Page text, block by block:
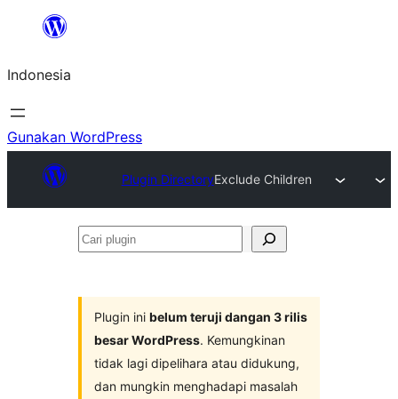
Lewati
konten
Indonesia
Gunakan WordPress
Plugin DirectoryExclude Children
Cari
Plugin ini belum teruji dangan 3 rilis
besar WordPress. Kemungkinan
tidak lagi dipelihara atau didukung,
dan mungkin menghadapi masalah